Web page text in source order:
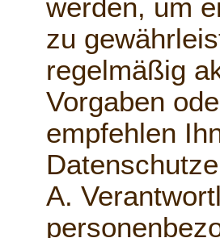
werden, um
zu
regelmäßig
Vorgaben
empfehlen
A.